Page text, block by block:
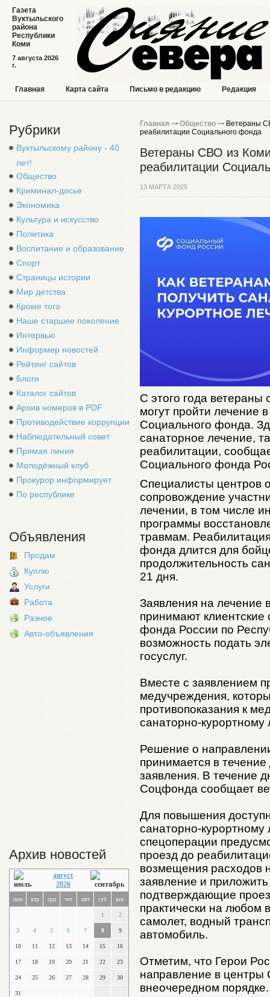
7 августа 2026
г.
Газета
Вуктыльского
района
Республики
Коми
Главная Карта сайта Письмо в редакцию Редакция
Рубрики
Вуктыльскому району - 40
лет!
Общество
Криминал-досье
Экономика
Культура и искусство
Политика
Воспитание и образование
Спорт
Страницы истории
Мир детства
Кроме того
Наше старшее поколение
Интервью
Информер новостей
Рейтинг сайтов
Блоги
Каталог сайтов
Архив номеров в PDF
Противодействие коррупции
Наблюдательный совет
Прямая линия
Молодёжный клуб
Прокурор информирует
По республике
Объявления
Продам
Куплю
Услуги
Работа
Разное
Авто-объявления
Архив новостей
август
2026
пон втр срд чет пят суб вск
1 2
3 4 5 6 7 8 9
10 11 12 13 14 15 16
17 18 19 20 21 22 23
24 25 26 27 28 29 30
31
Главная Общество
Ветераны
реабилитации Социального фонда
Ветераны СВО из Коми
реабилитации
13 МАРТА 2025
С этого года
могут пройти лечение
Социального фонда.
санаторное лечение,
реабилитации,
Социального фонда
Специалисты центров
сопровождение
лечении, в том числе
программы
травмам.
фонда длится для
продолжительность
21 дня.
Заявления на лечение
принимают
фонда России по
возможность подать
госуслуг.
Вместе с заявлением
медучреждения,
противопоказания к
санаторно-курортному
Решение о
принимается в
заявления. В течение
Соцфонда сообщает
Для повышения
санаторно-
спецоперации
проезд до
возмещения расходов
заявление и
подтверждающие
практически на любом
самолет, водный
автомобиль.
Отметим, что Герои
направление в
внеочередном порядке.